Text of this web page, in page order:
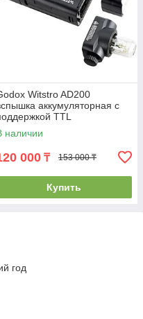
Witstro AD200
аккумуляторная с
TTL
наличии
000 ₸ 153 000 ₸
Купить
год